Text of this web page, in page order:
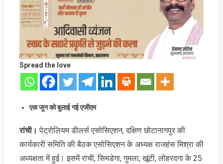
Spread the love
एक जून को बुलाई गई एजीएम
रांची। पेट्रोलियम डीलर्स एसोसिएशन, दक्षिण छोटानागपुर की
कार्यकारी समिति की बैठक एसोसिएशन के अध्यक्ष राजहंस मिश्रा की
अध्यक्षता में हुई। इसमें रांची, सिमडेगा, गुमला, खूंटी, लोहरदगा के 25